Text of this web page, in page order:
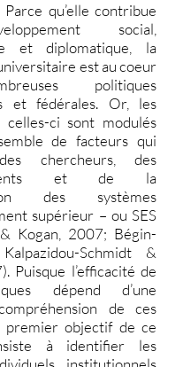
Parce qu’elle contribue
social,
et diplomatique, la
est au coeur
politiques
et fédérales. Or, les
celles-ci sont modulés
de facteurs qui
chercheurs, des
et de la
des systèmes
supérieur – ou SES
Kogan, 2007; Bégin-
Schmidt &
Puisque l’efficacité de
dépend d’une
de ces
premier objectif de ce
à identifier les